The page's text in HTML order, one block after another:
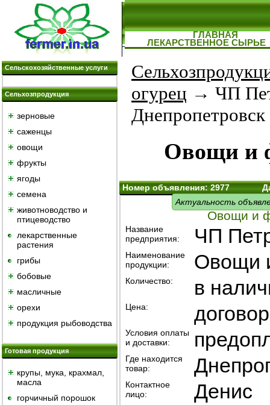
ГЛАВНАЯ
ЛЕКАРСТВЕННОЕ СЫРЬЕ
Сельскохозяйственные услуги
Сельхозпродукция
зерновые
саженцы
овощи
фрукты
ягоды
семена
животноводство и
птицеводство
лекарственные
растения
грибы
бобовые
масличные
орехи
продукция рыбоводства
Готовая продукция
крупы, мука, крахмал,
масла
горчичный порошок
огурец → ЧП
Днепропетровск
Овощи и
Номер объявления: 2977
Актуальность
Овощи и
Название
предприятия:
ЧП
Наименование
продукции:
Овощи
Количество: в
Цена:
Условия оплаты
и доставки:
Где находится
товар:
Контактное
лицо:
Денис